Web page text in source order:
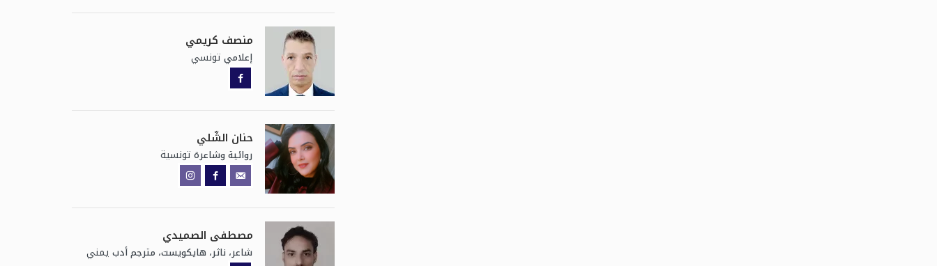
منصف كريمي
إعلامي تونسي
حنان الشّلي
روائية وشاعرة تونسية
مصطفى الصميدي
شاعر، ناثر، هايكويست، مترجم أدب يمني